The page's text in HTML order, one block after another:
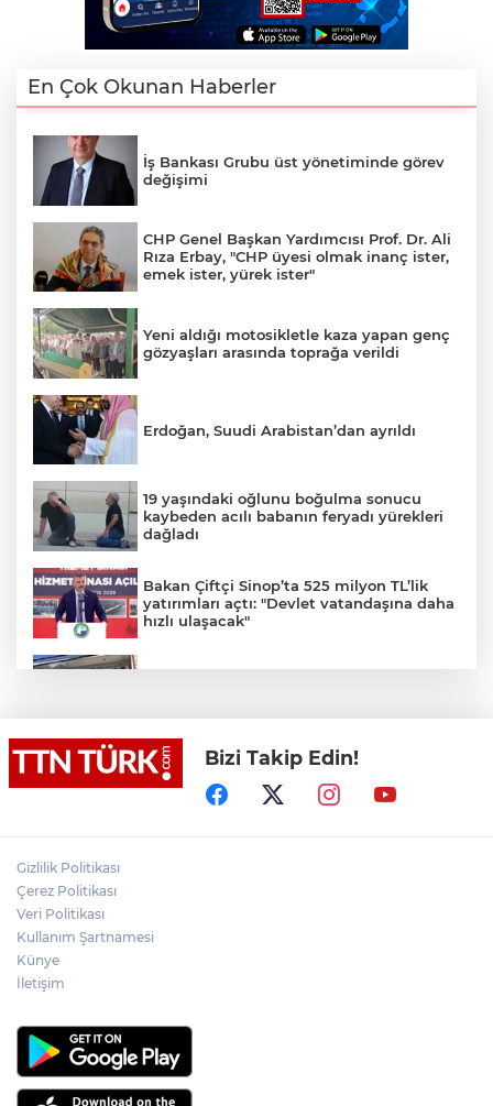
En Çok Okunan Haberler
İş Bankası Grubu üst yönetiminde görev
değişimi
CHP Genel Başkan Yardımcısı Prof. Dr. Ali
Rıza Erbay, "CHP üyesi olmak inanç ister,
emek ister, yürek ister"
Yeni aldığı motosikletle kaza yapan genç
gözyaşları arasında toprağa verildi
Erdoğan, Suudi Arabistan’dan ayrıldı
19 yaşındaki oğlunu boğulma sonucu
kaybeden acılı babanın feryadı yürekleri
dağladı
Bakan Çiftçi Sinop’ta 525 milyon TL’lik
yatırımları açtı: "Devlet vatandaşına daha
hızlı ulaşacak"
Bakan Tekin üniversite adaylarıyla
tecrübe paylaştı
sonra kaçan hırsıza, temizlik
Bizi Takip Edin!
Gizlilik Politikası
Çerez Politikası
Veri Politikası
Kullanım Şartnamesi
Künye
İletişim